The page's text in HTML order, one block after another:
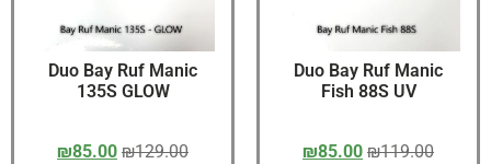
Duo Bay Ruf Manic
Fish 88S UV
₪119.00
₪85.00
Duo Bay Ruf Manic
135S GLOW
₪129.00
₪85.00